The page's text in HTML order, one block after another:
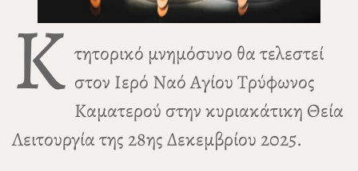
Κ τητορικό μνημόσυνο θα τελεστεί
στον Ιερό Ναό Αγίου Τρύφωνος
Καματερού στην κυριακάτικη Θεία
Λειτουργία της 28ης Δεκεμβρίου 2025.